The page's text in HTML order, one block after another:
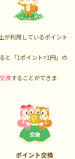
が利用しているポイント
と「1ポイント=1円」の
換することができま
ポイント交換